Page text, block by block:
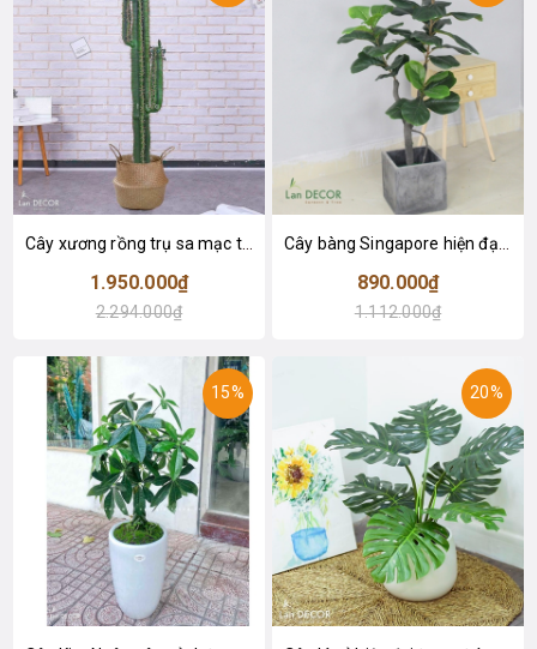
Cây xương rồng trụ sa mạc trang trí loại 2 tay (155cm) - LC2912
1.950.000₫
2.294.000₫
890.000₫
1.112.000₫
15% 20%